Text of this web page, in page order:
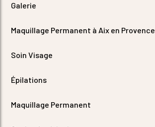
Galerie
Maquillage Permanent à Aix en Provence
Soin Visage
Épilations
Maquillage Permanent